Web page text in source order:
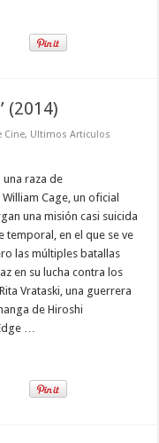
(2014)
Cine, Ultimos Articulos
una raza de
Cage, un oficial
una misión casi suicida
temporal, en el que se ve
las múltiples batallas
en su lucha contra los
Vrataski, una guerrera
de Hiroshi
…